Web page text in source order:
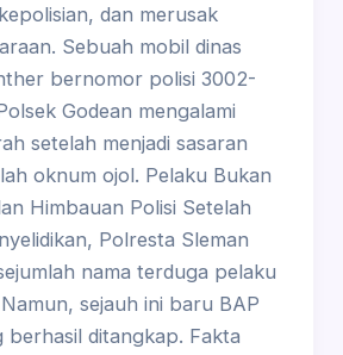
dan merusak
Sebuah mobil dinas
bernomor polisi 3002-
Godean mengalami
setelah menjadi sasaran
oknum ojol. Pelaku Bukan
Himbauan Polisi Setelah
Polresta Sleman
nama terduga pelaku
sejauh ini baru BAP
berhasil ditangkap. Fakta